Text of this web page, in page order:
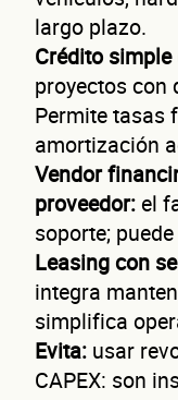
largo plazo.
Crédito
proyectos con
Permite tasas
amortización
Vendor
proveedor:el
soporte;
Leasing con
integra
simplifica
Evita: usar
CAPEX: son